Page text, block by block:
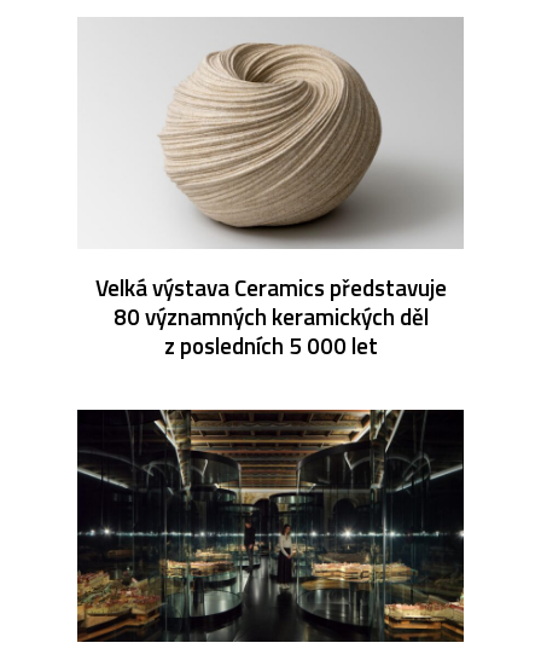
Velká výstava Ceramics představuje
80 významných keramických děl
z posledních 5 000 let